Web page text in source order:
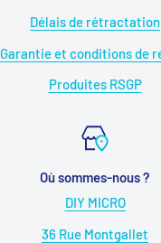
Délais de rétractation
Garantie et conditions de
Produites RSGP
Où sommes-nous ?
DIY MICRO
36 Rue Montgallet